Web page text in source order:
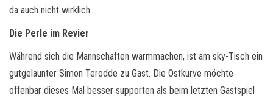
da auch nicht wirklich.
Die Perle im Revier
Während sich die Mannschaften warmmachen, ist am sky-Tisch ein
gutgelaunter Simon Terodde zu Gast. Die Ostkurve möchte
offenbar dieses Mal besser supporten als beim letzten Gastspiel